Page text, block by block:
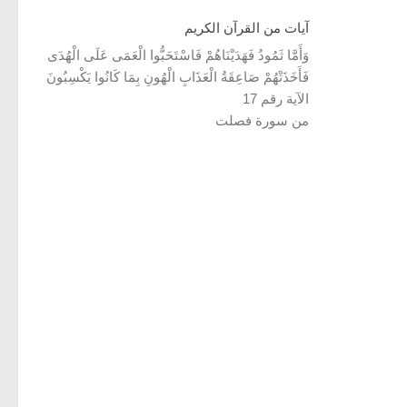
آيات من القرآن الكريم
وَأَمَّا ثَمُودُ فَهَدَيْنَاهُمْ فَاسْتَحَبُّوا الْعَمَى عَلَى الْهُدَى
فَأَخَذَتْهُمْ صَاعِقَةُ الْعَذَابِ الْهُونِ بِمَا كَانُوا يَكْسِبُونَ
الآية رقم 17
من سورة فصلت